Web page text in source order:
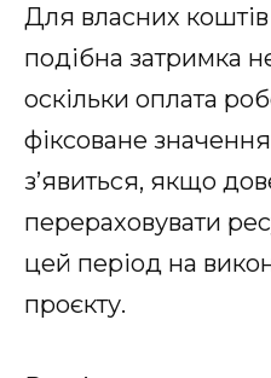
Для власних
подібна затримка
оскільки оплата
фіксоване
з’явиться, якщо
перераховувати
цей період на
проєкту.